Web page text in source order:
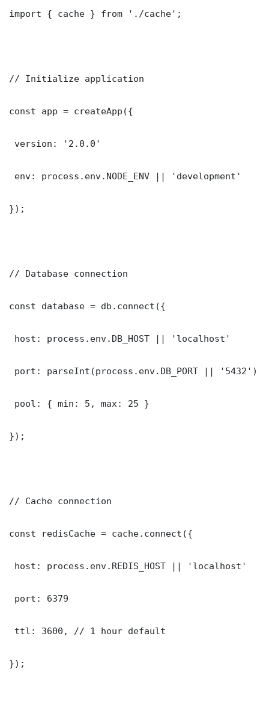
import { cache } from './cache';
// Initialize application
const app = createApp({
version: '2.0.0'
env: process.env.NODE_ENV || 'development'
});
// Database connection
const database = db.connect({
host: process.env.DB_HOST || 'localhost'
port: parseInt(process.env.DB_PORT || '5432')
pool: { min: 5, max: 25 }
});
// Cache connection
const redisCache = cache.connect({
host: process.env.REDIS_HOST || 'localhost'
port: 6379
ttl: 3600, // 1 hour default
});